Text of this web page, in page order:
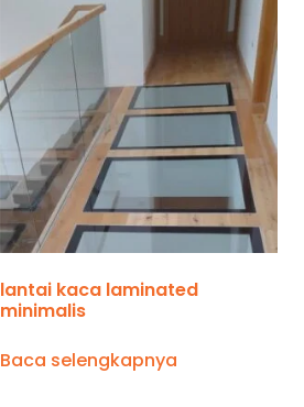
lantai kaca laminated
minimalis
Baca selengkapnya